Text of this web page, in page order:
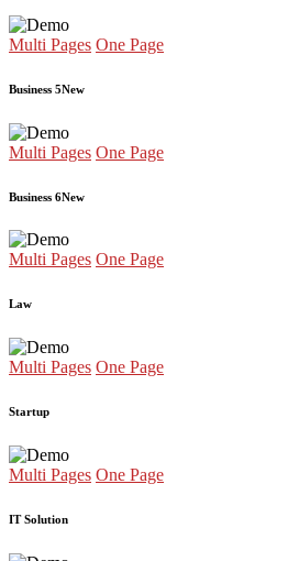
Multi Pages One Page
Business 5New
Multi Pages One Page
Business 6New
Multi Pages One Page
Law
Multi Pages One Page
Startup
Multi Pages One Page
IT Solution